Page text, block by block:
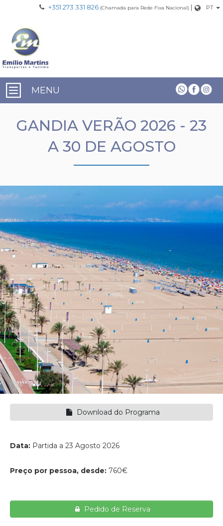
+351 273 331 826 (Chamada para Rede Fixa Nacional) | PT
MENU
GANDIA VERÃO 2026 - 23
A 30 DE AGOSTO
Download do Programa
Data: Partida a 23 Agosto 2026
Preço por pessoa, desde: 760€
Pedido de Reserva